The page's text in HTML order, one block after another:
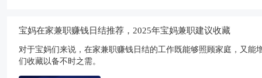
宝妈在家兼职赚钱日结推荐，2025年宝妈兼职建议收藏
对于宝妈们来说，在家兼职赚钱日结的工作既能够照顾家庭，又
们收藏以备不时之需。